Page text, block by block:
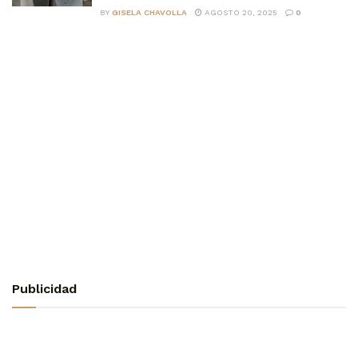
BY GISELA CHAVOLLA AGOSTO 20, 2025 0
Publicidad